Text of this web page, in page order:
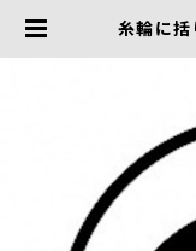
糸輪に